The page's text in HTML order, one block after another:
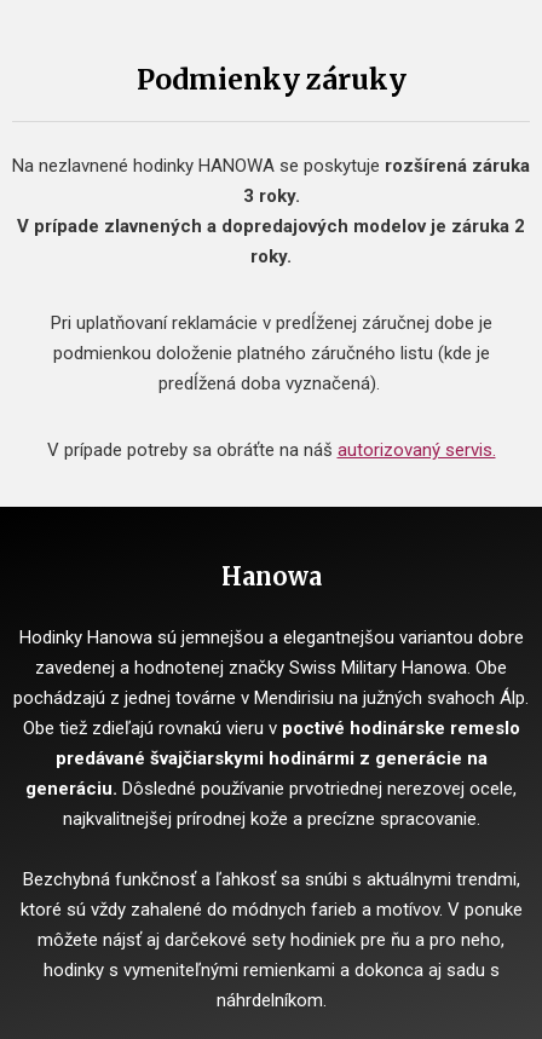
Podmienky záruky
Na nezlavnené hodinky HANOWA se poskytuje rozšírená záruka
3 roky.
V prípade zlavnených a dopredajových modelov je záruka 2
roky.
Pri uplatňovaní reklamácie v predĺženej záručnej dobe je
podmienkou doloženie platného záručného listu (kde je
predĺžená doba vyznačená).
V prípade potreby sa obráťte na náš autorizovaný servis.
Hanowa
Hodinky Hanowa sú jemnejšou a elegantnejšou variantou dobre
zavedenej a hodnotenej značky Swiss Military Hanowa. Obe
pochádzajú z jednej továrne v Mendirisiu na južných svahoch Álp.
Obe tiež zdieľajú rovnakú vieru v poctivé hodinárske remeslo
predávané švajčiarskymi hodinármi z generácie na
generáciu. Dôsledné používanie prvotriednej nerezovej ocele,
najkvalitnejšej prírodnej kože a precízne spracovanie.
Bezchybná funkčnosť a ľahkosť sa snúbi s aktuálnymi trendmi,
ktoré sú vždy zahalené do módnych farieb a motívov. V ponuke
môžete nájsť aj darčekové sety hodiniek pre ňu a pro neho,
hodinky s vymeniteľnými remienkami a dokonca aj sadu s
náhrdelníkom.